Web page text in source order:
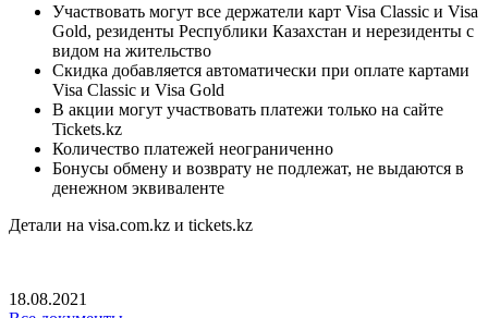
Участвовать могут все держатели карт Visa Classic и Visa
Gold, резиденты Республики Казахстан и нерезиденты с
видом на жительство
Скидка добавляется автоматически при оплате картами
Visa Classic и Visa Gold
В акции могут участвовать платежи только на сайте
Tickets.kz
Количество платежей неограниченно
Бонусы обмену и возврату не подлежат, не выдаются в
денежном эквиваленте
Детали на visa.сom.kz и tickets.kz
18.08.2021